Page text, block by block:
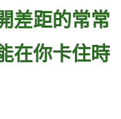
差距的常常
在你卡住時